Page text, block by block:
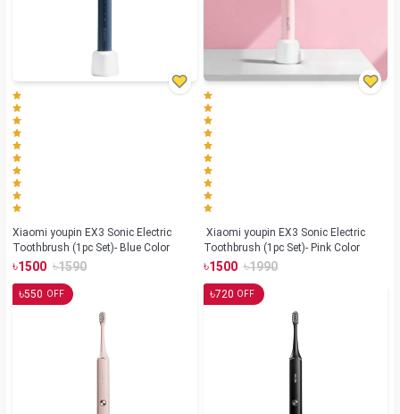
Xiaomi youpin EX3 Sonic Electric
Toothbrush (1pc Set)- Blue Color
৳1500 ৳1590
Toothbrush (1pc Set)- Pink Color
৳1500 ৳1990
৳550 OFF ৳720 OFF